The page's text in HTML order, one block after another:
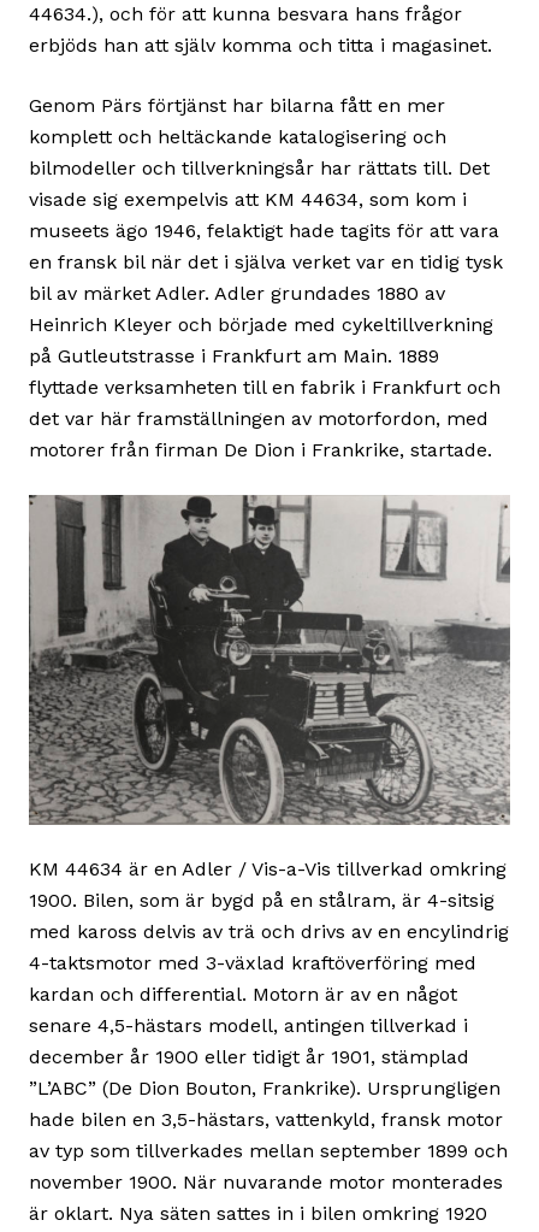
44634.), och för att kunna besvara hans frågor
erbjöds han att själv komma och titta i magasinet.
Genom Pärs förtjänst har bilarna fått en mer
komplett och heltäckande katalogisering och
bilmodeller och tillverkningsår har rättats till. Det
visade sig exempelvis att KM 44634, som kom i
museets ägo 1946, felaktigt hade tagits för att vara
en fransk bil när det i själva verket var en tidig tysk
bil av märket Adler. Adler grundades 1880 av
Heinrich Kleyer och började med cykeltillverkning
på Gutleutstrasse i Frankfurt am Main. 1889
flyttade verksamheten till en fabrik i Frankfurt och
det var här framställningen av motorfordon, med
motorer från firman De Dion i Frankrike, startade.
KM 44634 är en Adler / Vis-a-Vis tillverkad omkring
1900. Bilen, som är bygd på en stålram, är 4-sitsig
med kaross delvis av trä och drivs av en encylindrig
4-taktsmotor med 3-växlad kraftöverföring med
kardan och differential. Motorn är av en något
senare 4,5-hästars modell, antingen tillverkad i
december år 1900 eller tidigt år 1901, stämplad
”L’ABC” (De Dion Bouton, Frankrike). Ursprungligen
hade bilen en 3,5-hästars, vattenkyld, fransk motor
av typ som tillverkades mellan september 1899 och
november 1900. När nuvarande motor monterades
är oklart. Nya säten sattes in i bilen omkring 1920